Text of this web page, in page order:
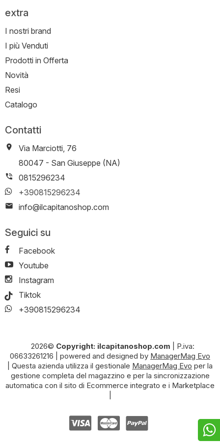
extra
I nostri brand
I più Venduti
Prodotti in Offerta
Novità
Resi
Catalogo
Contatti
Via Marciotti, 76
-
80047 - San Giuseppe (NA)
0815296234
+390815296234
info@ilcapitanoshop.com
Seguici su
Facebook
Youtube
Instagram
Tiktok
+390815296234
2026© Copyright: ilcapitanoshop.com
P.iva:
06633261216
powered and designed by ManagerMag Evo
| Questa azienda utilizza il gestionale ManagerMag Evo per la
gestione completa del magazzino e per la sincronizzazione
automatica con il sito di Ecommerce integrato e i Marketplace